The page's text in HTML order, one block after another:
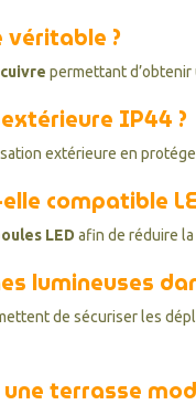
?
permettant
IP44 ?
extérieure en
compatible
LED afin de réduire
lumineuses
de sécuriser les
terrasse